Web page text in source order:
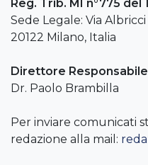
Reg. Trib. MI n°775 del
Sede Legale: Via Albricci
20122 Milano, Italia
Direttore Responsabile
Dr. Paolo Brambilla
Per inviare comunicati
redazione alla mail: